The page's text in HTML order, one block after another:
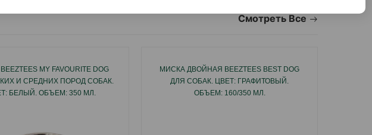
Смотреть Все
MY FAVOURITE DOG
И СРЕДНИХ ПОРОД СОБАК.
БЕЛЫЙ. ОБЪЕМ: 350 МЛ.
МИСКА ДВОЙНАЯ BEEZTEES BEST DOG
ДЛЯ СОБАК. ЦВЕТ: ГРАФИТОВЫЙ.
ОБЪЕМ: 160/350 МЛ.